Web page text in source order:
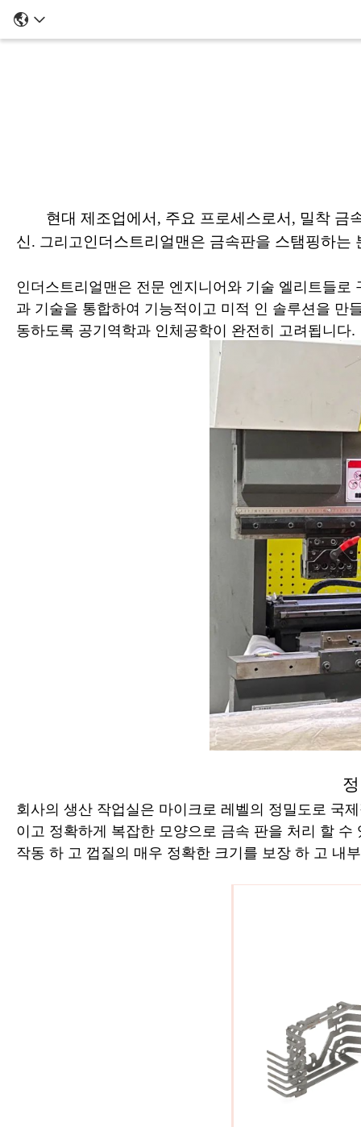
현대 제조업에서, 주요 프로세스로서, 밀착 금
신. 그리고인더스트리얼맨은 금속판을 스탬핑하는
인더스트리얼맨은 전문 엔지니어와 기술 엘리트들
과 기술을 통합하여 기능적이고 미적 인 솔루션을
동하도록 공기역학과 인체공학이 완전히 고려됩니다.
회사의 생산 작업실은 마이크로 레벨의 정밀도로 국
이고 정확하게 복잡한 모양으로 금속 판을 처리 할
작동 하 고 껍질의 매우 정확한 크기를 보장 하 고 내